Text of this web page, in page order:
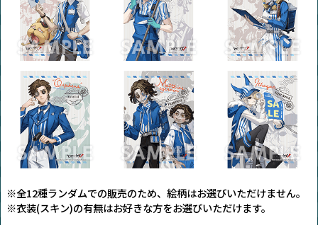
※全12種ランダムでの販売のため、絵柄はお選びいただけません。
※衣装(スキン)の有無はお好きな方をお選びいただけます。